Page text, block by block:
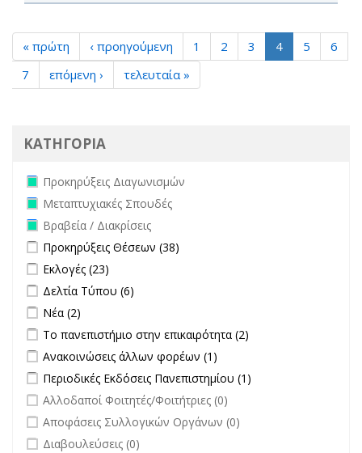
« πρώτη ‹ προηγούμενη 1 2 3 4 5
6
7
επόμενη › τελευταία »
ΚΑΤΗΓΟΡΙΑ
Remove Προκηρύξεις Διαγωνισμών filter
Προκηρύξεις Διαγωνισμών
Remove Μεταπτυχιακές Σπουδές filter
Μεταπτυχιακές Σπουδές
Remove Βραβεία / Διακρίσεις filter
Βραβεία / Διακρίσεις
Apply Προκηρύξεις Θέσεων filter
Προκηρύξεις Θέσεων (38)
Apply Εκλογές filter
Εκλογές (23)
Apply Δελτία Τύπου filter
Δελτία Τύπου (6)
Apply Νέα filter
Νέα (2)
Apply Το πανεπιστήμιο στην επικαιρότητα filter
Το πανεπιστήμιο στην επικαιρότητα (2)
Apply Ανακοινώσεις άλλων φορέων filter
Ανακοινώσεις άλλων φορέων (1)
Apply Περιοδικές Εκδόσεις Πανεπιστημίου filter
Περιοδικές Εκδόσεις Πανεπιστημίου (1)
undefined
Αλλοδαποί Φοιτητές/Φοιτήτριες (0)
undefined
Αποφάσεις Συλλογικών Οργάνων (0)
undefined
Διαβουλεύσεις (0)